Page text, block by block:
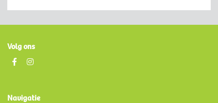
Volg ons
Navigatie